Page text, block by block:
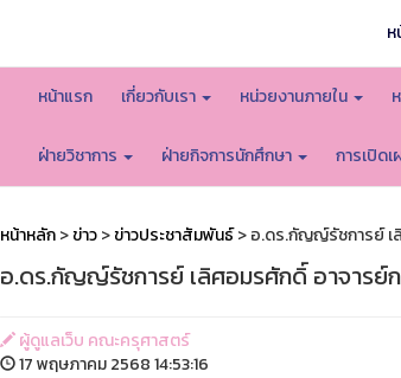
หน้าแรก เกี่ยวกับเรา หน่วยงานภายใน
ฝ่ายวิชาการ ฝ่ายกิจการนักศึกษา การเปิด
หน้าหลัก>ข่าว>ข่าวประชาสัมพันธ์> อ.ดร.กัญญ์รัชการย์ เ
อ.ดร.กัญญ์รัชการย์ เลิศอมรศักดิ์ อาจารย์
ผู้ดูแลเว็บ คณะครุศาสตร์
17 พฤษภาคม 2568 14:53:16